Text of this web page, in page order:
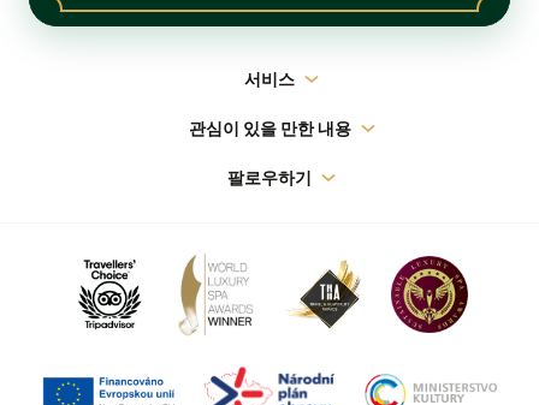
션
서비스
관심이 있을 만한 내용
팔로우하기